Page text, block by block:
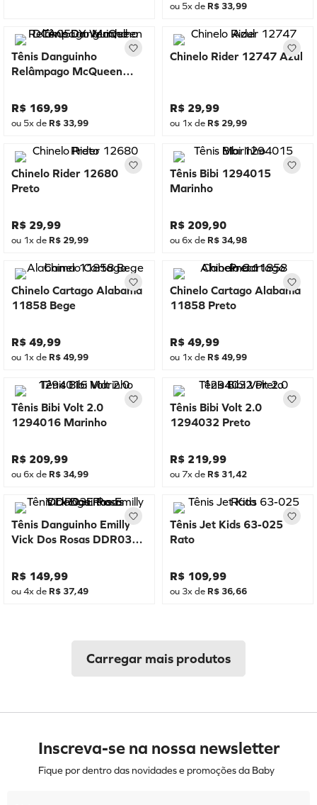
ou 5x de R$ 33,99
Tênis Danguinho
Relâmpago McQueen
R$ 169,99
ou 5x de R$ 33,99
Chinelo Rider 12747 Azul
R$ 29,99
ou 1x de R$ 29,99
Chinelo Rider 12680
Preto
R$ 29,99
ou 1x de R$ 29,99
Tênis Bibi 1294015
Marinho
R$ 209,90
ou6x de R$ 34,98
Chinelo Cartago Alabama
11858 Bege
R$ 49,99
ou 1x de R$49,99
Chinelo Cartago Alabama
11858 Preto
R$ 49,99
ou 1x de R$49,99
Tênis Bibi Volt 2.0
1294016 Marinho
R$ 209,99
ou6x de R$ 34,99
Tênis Bibi Volt 2.0
1294032 Preto
R$ 219,99
ou 7x de R$ 31,42
Tênis Danguinho Emilly
Vick Dos Rosas DDR03E
R$ 149,99
ou4x de R$ 37,49
Tênis Jet Kids 63-025
Rato
R$ 109,99
ou 3x de R$ 36,66
Inscreva-se na nossa newsletter
Fique por dentro das novidades e promoções da Baby